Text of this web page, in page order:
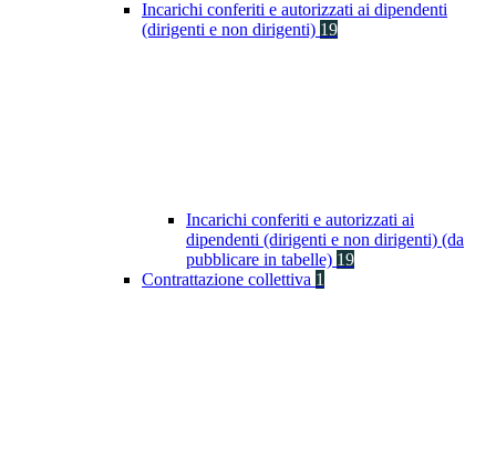
Incarichi conferiti e autorizzati ai dipendenti
(dirigenti e non dirigenti) 19
Incarichi conferiti e autorizzati ai
dipendenti (dirigenti e non dirigenti) (da
pubblicare in tabelle) 19
Contrattazione collettiva 1